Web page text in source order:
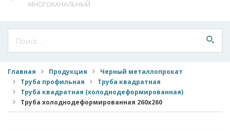
МНОГОКАНАЛЬНЫЙ
Главная Продукция
Черный металлопрокат
Труба профильная
Труба квадратная
Труба квадратная (холоднодеформированная)
Труба холоднодеформированная 260x260